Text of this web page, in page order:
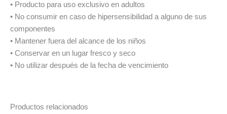
• Producto para uso exclusivo en adultos
• No consumir en caso de hipersensibilidad a alguno de sus
componentes
• Mantener fuera del alcance de los niños
• Conservar en un lugar fresco y seco
• No utilizar después de la fecha de vencimiento
Productos relacionados